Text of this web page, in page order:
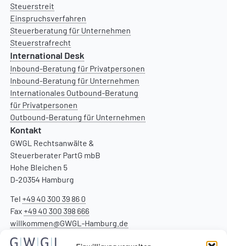
Steuerstreit
Einspruchsverfahren
Steuerberatung für Unternehmen
Steuerstrafrecht
International Desk
Inbound-Beratung für Privatpersonen
Inbound-Beratung für Unternehmen
Internationales Outbound-Beratung
für Privatpersonen
Outbound-Beratung für Unternehmen
Kontakt
GWGL Rechtsanwälte &
Steuerberater PartG mbB
Hohe Bleichen 5
D-20354 Hamburg
Tel +49 40 300 39 86 0
Fax +49 40 300 398 666
willkommen@GWGL-Hamburg.de